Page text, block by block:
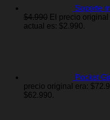
Soporte
$4.990 El precio
actual es: $2.990.
Pocket
precio original era:
$62.990.